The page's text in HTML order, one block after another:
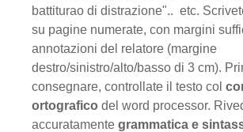
battiturao di distrazione".. etc.
su pagine numerate, con margini
annotazioni del relatore (margine
destro/sinistro/alto/basso di 3 cm).
consegnare, controllate il testo col
ortografico del word processor.
accuratamente grammatica e